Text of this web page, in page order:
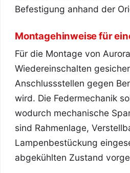
Befestigung anhand der
Montagehinweise für
Für die Montage von
Wiedereinschalten
Anschlussstellen gegen
wird. Die Federmechanik
wodurch mechanische
sind Rahmenlage,
Lampenbestückung
abgekühlten Zustand